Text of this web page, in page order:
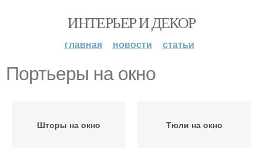
ИНТЕРЬЕР И ДЕКОР
главная новости статьи
Портьеры на окно
Шторы на окно Тюли на окно